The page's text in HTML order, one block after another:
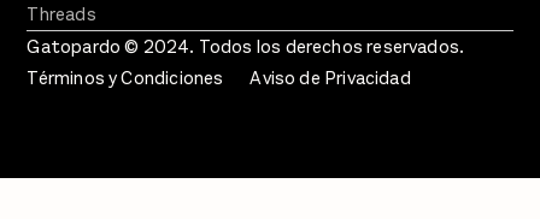
Threads
Gatopardo © 2024. Todos los derechos reservados.
Términos y Condiciones
Aviso de Privacidad